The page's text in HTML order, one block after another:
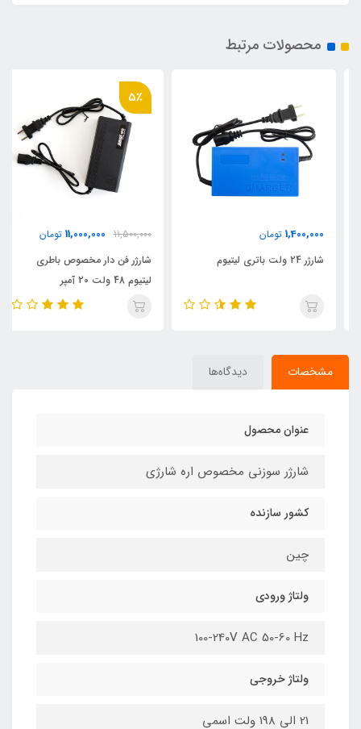
محصولات مرتبط
1,400,000 تومان
شارژر 24 ولت باتری لیتیوم
5٪
11,500,000
11,000,000 تومان
شارژر فن دار مخصوص باطری
لیتیوم 48 ولت 20 آمپر
مشخصات دیدگاه‌ها
عنوان محصول
شارژر سوزنی مخصوص اره شارژی
کشور سازنده
چین
ولتاژ ورودی
100-240V AC 50-60 Hz
ولتاژ خروجی
21 الی 198 ولت اسمی